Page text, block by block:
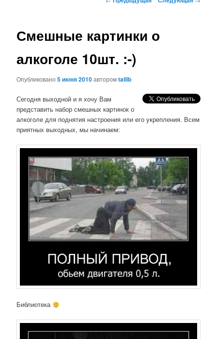
Смешные картинки о
алкоголе 10шт. :-)
Опубликовано5 июня 2010авторомtallib
Сегодня выходной и я хочу Вам
представить набор смешных картинок о
алкоголе для поднятия настроения или его укрепления. Всем
приятных выходных, мы начинаем:
Библиотека